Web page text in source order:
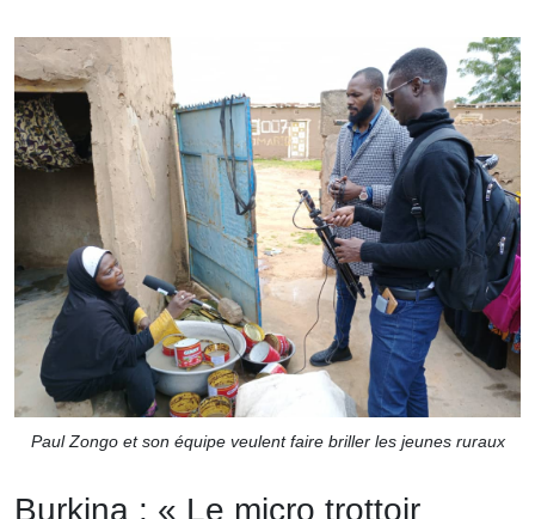
Paul Zongo et son équipe veulent faire briller les jeunes ruraux
Burkina : « Le micro trottoir